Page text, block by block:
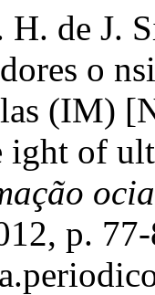
H. de J.
o
(IM)
ight of
p.